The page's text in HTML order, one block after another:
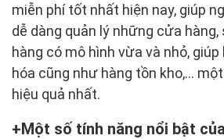
miễn phí tốt nhất hiện nay, giúp
dễ dàng quản lý những cửa hàng,
hàng có mô hình vừa và nhỏ,
hóa cũng như hàng tồn kho,...
hiệu quả nhất.
Một số tính năng nổi bật